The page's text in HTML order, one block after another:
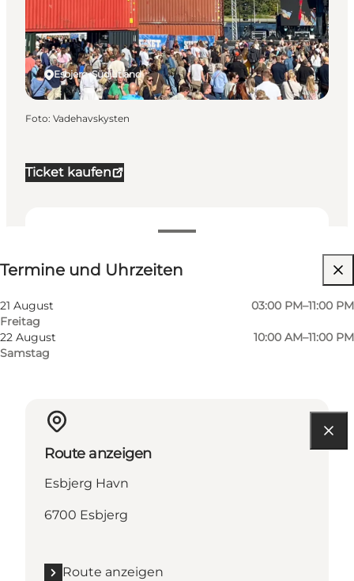
Ticket kaufen
Termine und Uhrzeiten
Termine und Uhrzeiten
21 August
Freitag
03:00 PM–11:00 PM
22 August
Samstag
10:00 AM–11:00 PM
Website besuchen
Esbjerg, Südjütland
Foto: Vadehavskysten
Route anzeigen
Esbjerg Havn
6700 Esbjerg
Route anzeigen